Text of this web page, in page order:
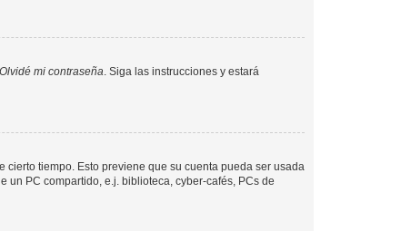
Olvidé mi contraseña. Siga las instrucciones y estará
tiempo. Esto previene que su cuenta pueda ser usada
PC compartido, e.j. biblioteca, cyber-cafés, PCs de